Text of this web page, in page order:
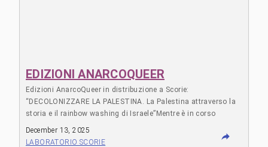
EDIZIONI ANARCOQUEER
Edizioni AnarcoQueer in distribuzione a Scorie:
“DECOLONIZZARE LA PALESTINA. La Palestina attraverso la
storia e il rainbow washing di Israele”Mentre è in corso
l’ennesima tappa della guerra condotta dallo Stato di Israele
contro la popolazione palestinese per la conquista dei suoi
December 13, 2025
LABORATORIO SCORIE